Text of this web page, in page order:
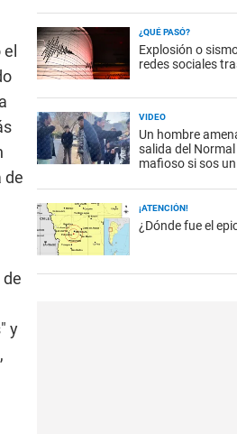
de
y
¿QUÉ PASÓ?
Explosión o
redes sociales
VIDEO
Un hombre
salida del Normal
mafioso si sos
¡ATENCIÓN!
¿Dónde fue el